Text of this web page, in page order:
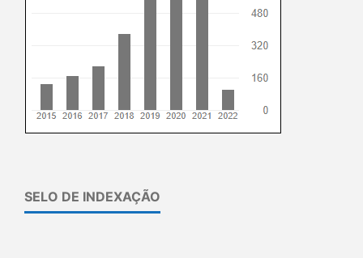
SELO DE INDEXAÇÃO